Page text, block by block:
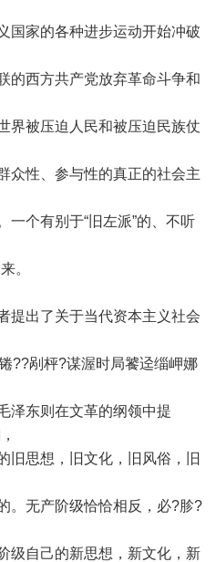
家的各种进步运动开始冲破
的西方共产党放弃革命斗争和
界被压迫人民和被压迫民族仗
众性、参与性的真正的社会主
一个有别于“旧左派”的、不听
。
出了关于当代资本主义社会
??剐枰?谋渥时局饕迳缁岬娜
泽东则在文革的纲领中提
旧思想，旧文化，旧风俗，旧
。无产阶级恰恰相反，必?胗?
级自己的新思想，新文化，新